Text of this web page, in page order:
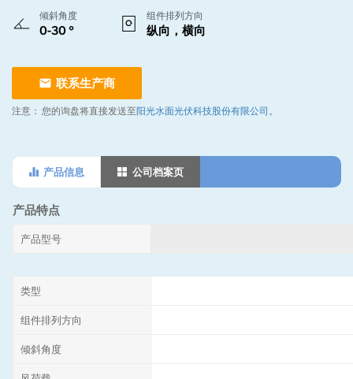
倾斜角度
0-30 °
组件排列方向
纵向，横向
联系生产商
注意： 您的询盘将直接发送至阳光水面光伏科技股份有限公司 。
产品信息 公司档案页
产品特点
产品型号
类型
组件排列方向
倾斜角度